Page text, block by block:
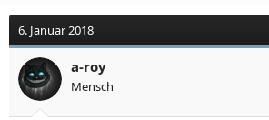
6. Januar 2018
a-roy
Mensch